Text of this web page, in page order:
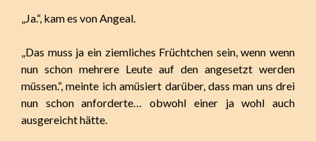
„Ja.“, kam es von Angeal.
„Das muss ja ein ziemliches Früchtchen sein, wenn wenn
nun schon mehrere Leute auf den angesetzt werden
müssen.“, meinte ich amüsiert darüber, dass man uns drei
nun schon anforderte… obwohl einer ja wohl auch
ausgereicht hätte.